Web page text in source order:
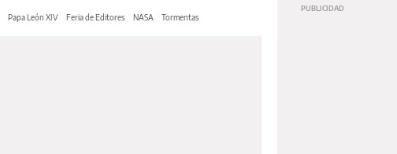
Papa León XIV Feria de Editores NASA Tormentas